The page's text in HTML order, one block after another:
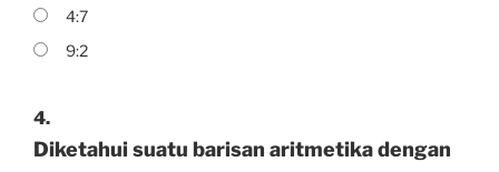
4:7
9:2
4.
Diketahui suatu barisan aritmetika dengan